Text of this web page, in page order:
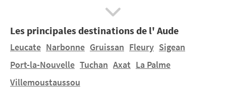
stations balnéaires et des panoramas exceptionnels
de l'Aude.
Vous souhaitez un séjour un séjour en tente, une
location mobil-home à
Les principales destinations de l' Aude
Leucate Narbonne Gruissan Fleury Sigean
Port-la-Nouvelle Tuchan Axat La Palme
Villemoustaussou